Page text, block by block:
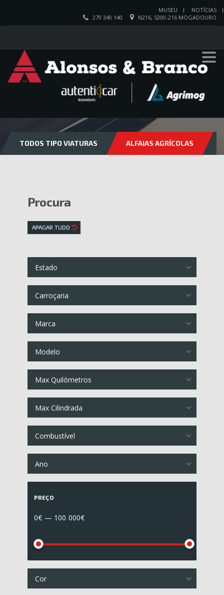
MUSEU
NOTÍCIAS
N216, 5200-216 MOGADOURO
279 340 140
VIATURAS
TODOS TIPO VIATURAS ALFAIAS AGRÍCOLAS
Procura
APAGAR TUDO
Estado
Carroçaria
Marca
Modelo
Max Quilómetros
Max Cilindrada
Combustível
Ano
PREÇO
0€ — 100 000€
Cor